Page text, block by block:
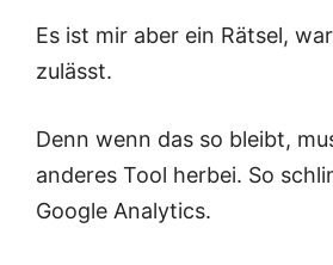
Es ist mir aber ein Rätsel,
zulässt.
Denn wenn das so bleibt,
anderes Tool herbei. So
Google Analytics.